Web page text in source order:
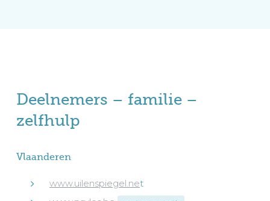
Deelnemers – familie –
zelfhulp
Vlaanderen
www.uilenspiegel.net